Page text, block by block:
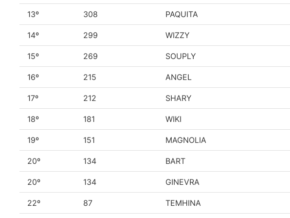
13º 308 PAQUITA
14º 299 WIZZY
15º 269 SOUPLY
16º 215 ANGEL
17º 212 SHARY
18º 181 WIKI
19º 151 MAGNOLIA
20º 134 BART
20º 134 GINEVRA
22º 87 TEMHINA